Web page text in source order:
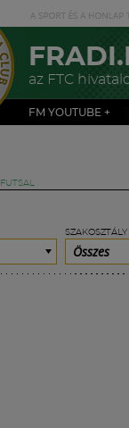
az FTC
FM YOUTUBE +
SZAKOSZTÁLY
Összes